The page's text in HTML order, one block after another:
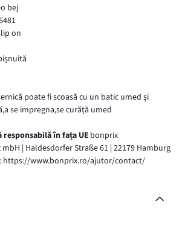
bej
on
poate fi scoasă cu un batic umed şi
se impregna,se curăță umed
în fața UE bonprix
| Haldesdorfer Straße 61 | 22179 Hamburg
https://www.bonprix.ro/ajutor/contact/